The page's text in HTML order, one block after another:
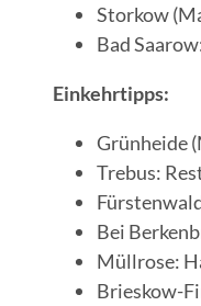
Storkow
Bad
Einkehrtipps:
Grünheide
Trebus:
Bei
Müllrose:
Brieskow-